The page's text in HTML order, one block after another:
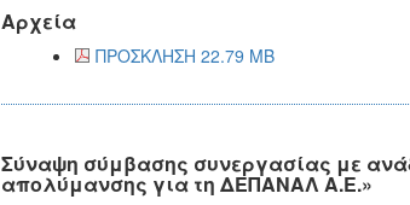
Αρχεία
ΠΡΟΣΚΛΗΣΗ 22.79 MB
Σύναψη σύμβασης συνεργασίας με
απολύμανσης για τη ΔΕΠΑΝΑΛ Α.Ε.»